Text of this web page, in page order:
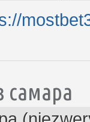
самара